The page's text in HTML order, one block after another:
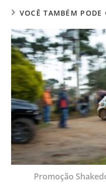
VOCÊ TAMBÉM PODE
Promoção